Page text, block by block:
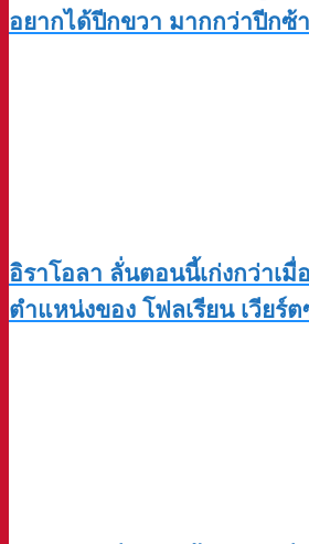
อยากได้ปีกขวา มากกว่าปีกซ้
อิราโอลา ลั่นตอนนี้เก่งกว่าเมื่
ตำแหน่งของ โฟลเรียน เวียร์ต